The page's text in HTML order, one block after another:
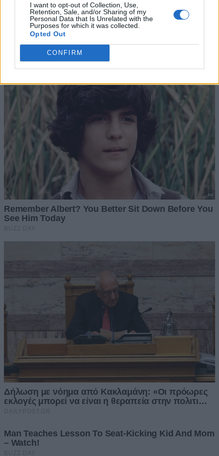
I want to opt-out of Collection, Use,
Retention, Sale, and/or Sharing of my
Personal Data that Is Unrelated with the
Purposes for which it was collected.
Opted Out
CONFIRM